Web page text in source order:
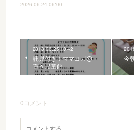
2026.06.24 06:00
2018.06.25 10:42
託児付き！ママヨガ@
百々児童館
今
0コメント